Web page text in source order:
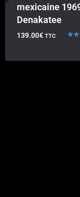
mexicaine
Denakatee
139.00€ TTC